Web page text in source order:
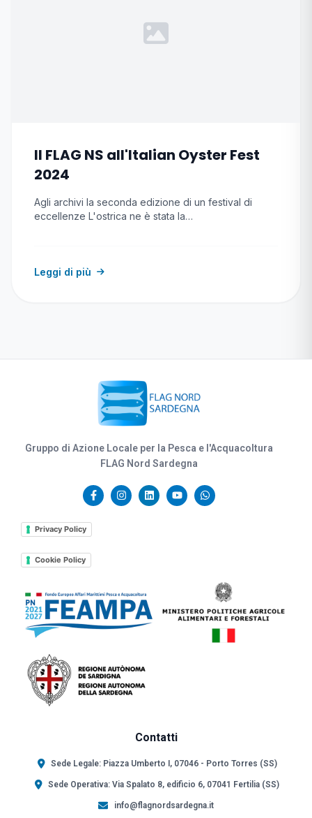
Il FLAG NS all'Italian Oyster Fest
2024
Agli archivi la seconda edizione di un festival di
eccellenze L'ostrica ne è stata la…
Leggi di più
Gruppo di Azione Locale per la Pesca e l'Acquacoltura
FLAG Nord Sardegna
Privacy Policy
Cookie Policy
Contatti
Sede Legale: Piazza Umberto I, 07046 - Porto Torres (SS)
Sede Operativa: Via Spalato 8, edificio 6, 07041 Fertilia (SS)
info@flagnordsardegna.it